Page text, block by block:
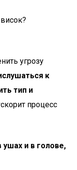
угрозу
к
тип и
процесс
и в голове,